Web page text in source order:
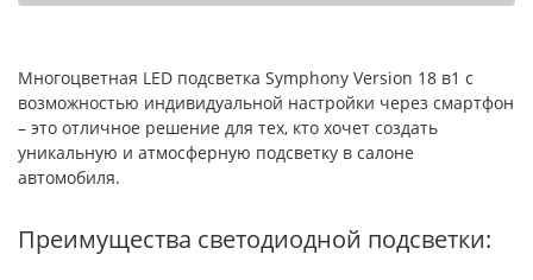
Многоцветная LED подсветка Symphony Version 18 в1 с
возможностью индивидуальной настройки через смартфон
– это отличное решение для тех, кто хочет создать
уникальную и атмосферную подсветку в салоне
автомобиля.
Преимущества светодиодной подсветки: